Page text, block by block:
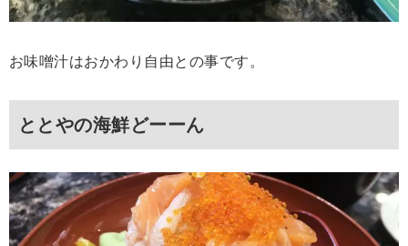
お味噌汁はおかわり自由との事です。
ととやの海鮮どーーん